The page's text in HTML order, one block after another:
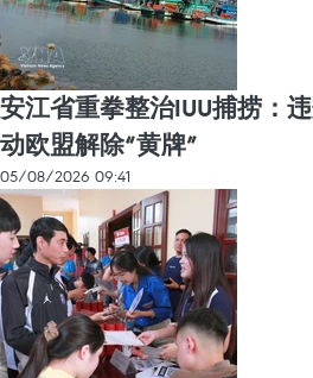
安江省重拳整治IUU捕捞：
动欧盟解除“黄牌”
05/08/2026 09:41